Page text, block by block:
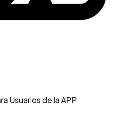
Usuarios de la APP